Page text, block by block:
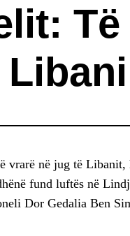
Të
vrarë në jug të Libanit,
fund luftës në
Dor Gedalia Ben